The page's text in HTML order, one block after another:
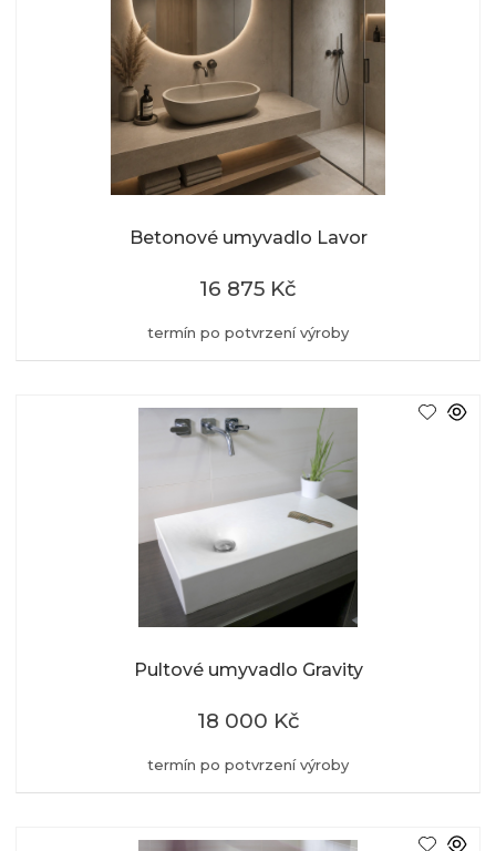
Betonové umyvadlo Lavor
termín po potvrzení výroby
16 875 Kč
Pultové umyvadlo Gravity
termín po potvrzení výroby
18 000 Kč